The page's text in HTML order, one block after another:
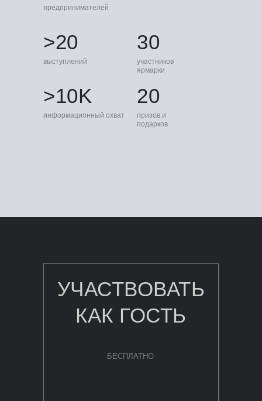
выступлений
>20
участников
ярмарки
30
информационный охват
>10K
призов и
подарков
20
предпринимателей
БЕСПЛАТНО
УЧАСТВОВАТЬ
КАК ГОСТЬ